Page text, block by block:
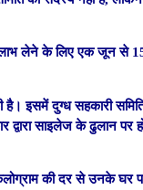
लाभ लेने के लिए एक जून से
है। इसमें दुग्ध सहकारी
साइलेज के ढुलान पर
की दर से उनके घर